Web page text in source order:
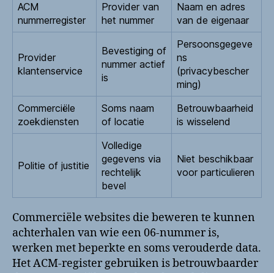
ACM
nummerregister
Provider van
het nummer
Naam en adres
van de eigenaar
Provider
klantenservice
Bevestiging of
nummer actief
is
Persoonsgegeve
ns
(privacybescher
ming)
Commerciële
zoekdiensten
Soms naam
of locatie
Betrouwbaarheid
is wisselend
Politie of justitie
Volledige
gegevens via
rechtelijk
bevel
Niet beschikbaar
voor particulieren
Commerciële websites die beweren te kunnen
achterhalen van wie een 06-nummer is,
werken met beperkte en soms verouderde data.
Het ACM-register gebruiken is betrouwbaarder